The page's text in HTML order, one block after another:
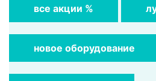
все акции %
новое оборудование